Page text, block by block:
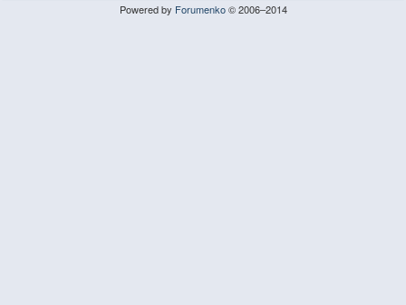
Powered by Forumenko© 2006–2014